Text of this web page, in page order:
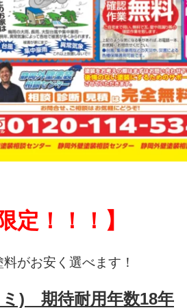
定！！！】
がお安く選べます！
) 期待耐用年数18年